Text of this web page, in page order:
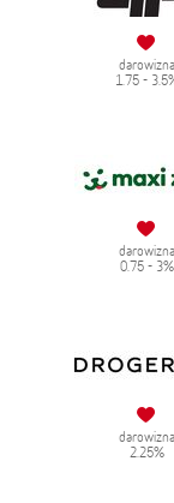
darowizna
1.75 -
darowizna
0.75 - 3%
darowizna
2.25%